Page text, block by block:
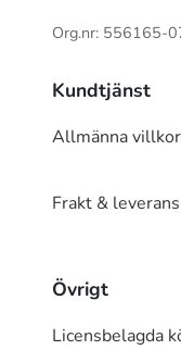
Org.nr: 556165-
Kundtjänst
Allmänna villkor
Frakt & leverans
Övrigt
Licensbelagda